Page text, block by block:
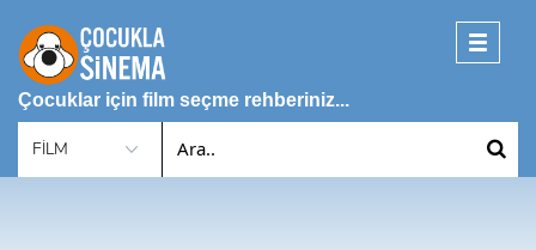
Toggle
Çocuklar için film seçme rehberiniz...